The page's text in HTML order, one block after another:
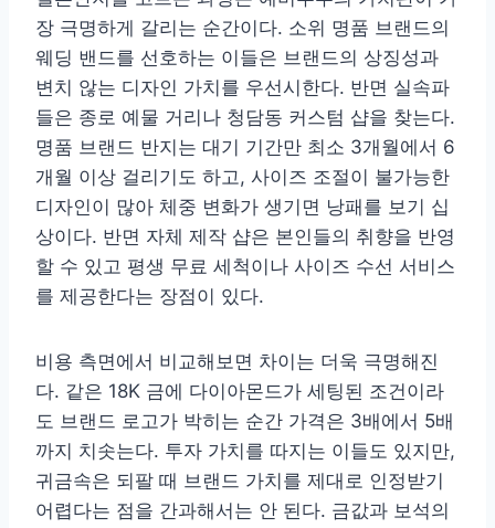
장 극명하게 갈리는 순간이다. 소위 명품 브랜드의
웨딩 밴드를 선호하는 이들은 브랜드의 상징성과
변치 않는 디자인 가치를 우선시한다. 반면 실속파
들은 종로 예물 거리나 청담동 커스텀 샵을 찾는다.
명품 브랜드 반지는 대기 기간만 최소 3개월에서 6
개월 이상 걸리기도 하고, 사이즈 조절이 불가능한
디자인이 많아 체중 변화가 생기면 낭패를 보기 십
상이다. 반면 자체 제작 샵은 본인들의 취향을 반영
할 수 있고 평생 무료 세척이나 사이즈 수선 서비스
를 제공한다는 장점이 있다.
비용 측면에서 비교해보면 차이는 더욱 극명해진
다. 같은 18K 금에 다이아몬드가 세팅된 조건이라
도 브랜드 로고가 박히는 순간 가격은 3배에서 5배
까지 치솟는다. 투자 가치를 따지는 이들도 있지만,
귀금속은 되팔 때 브랜드 가치를 제대로 인정받기
어렵다는 점을 간과해서는 안 된다. 금값과 보석의